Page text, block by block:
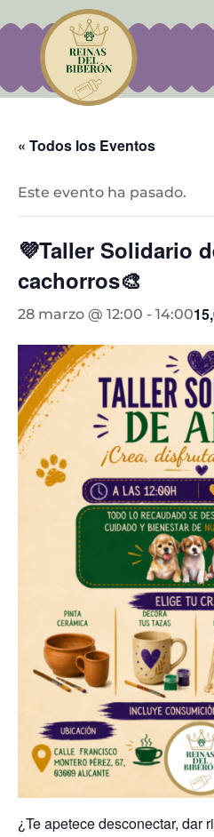
« Todos los Eventos
Este evento ha pasado.
💜Taller Solidario
cachorros🎨
28 marzo @ 12:00 - 14:00
¿Te apetece desconectar, dar